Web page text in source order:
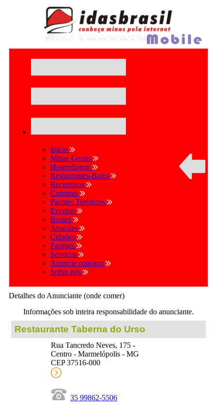
Início
Minas Gerais
Hospedagem
Restaurantes-Bares
Receptivos
Compras
Pacotes Turísticos
Eventos
Boates
Atrações
Cidades
Parques
Serviços
Anuncie conosco
Sobre nós
Detalhes do Anunciante (onde comer)
Informações sob inteira responsabilidade do anunciante.
Restaurante Taberna do Urso
Rua Tancredo Neves, 175 -
Centro - Marmelópolis - MG
CEP 37516-000
35 99862-5506